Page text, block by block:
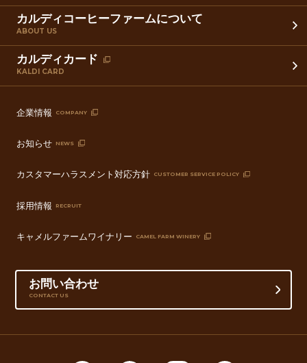
カルディコーヒーファームについて
ABOUT US
カルディカード
KALDI CARD
企業情報 COMPANY
お知らせ NEWS
カスタマーハラスメント対応方針 CUSTOMER SERVICE POLICY
採用情報 RECRUIT
キャメルファームワイナリー CAMEL FARM WINERY
お問い合わせ
CONTACT US